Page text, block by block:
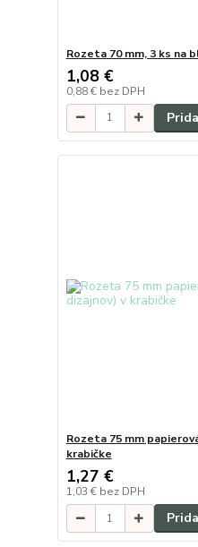
Rozeta 70 mm, 3 ks na
1,08 €
0,88 € bez DPH
Rozeta 75 mm
krabičke
1,27 €
1,03 € bez DPH